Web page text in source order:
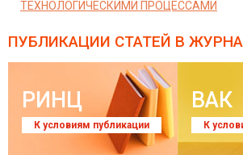
ТЕХНОЛОГИЧЕСКИМИ ПРОЦЕССАМИ
ПУБЛИКАЦИИ СТАТЕЙ В
РИНЦ
К условиям публикации
ВАК
К